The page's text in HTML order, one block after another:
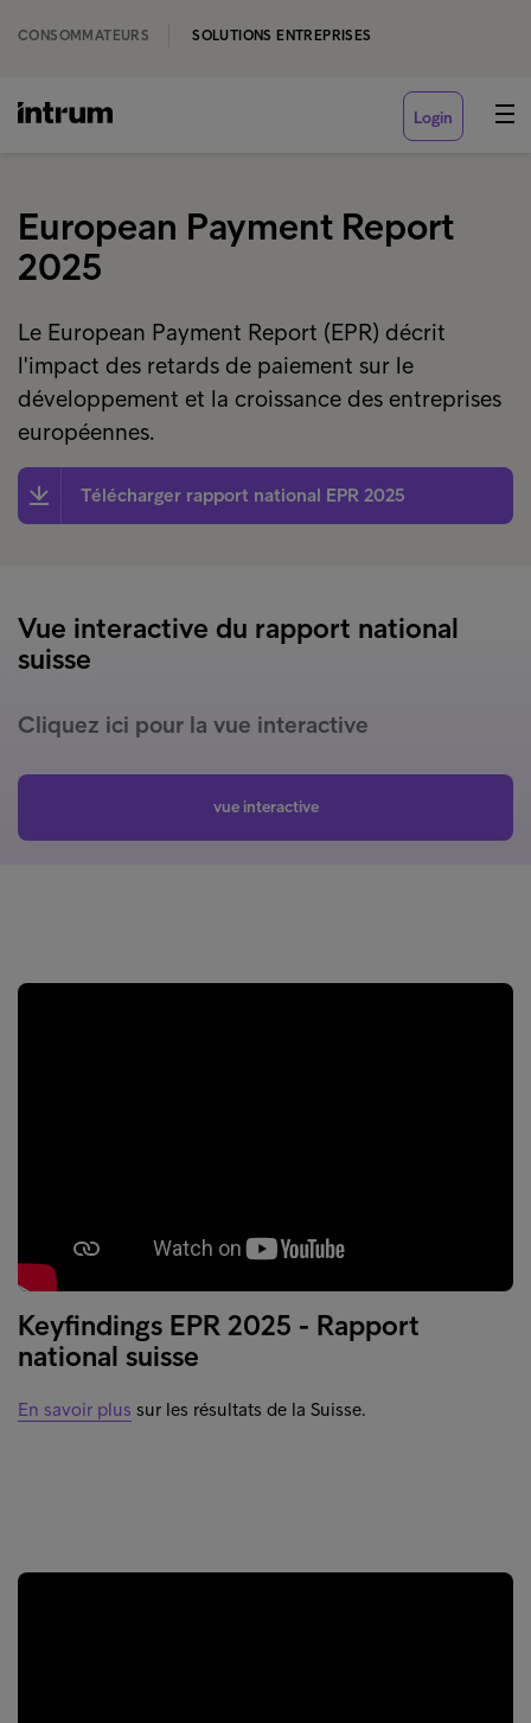
CONSOMMATEURS SOLUTIONS ENTREPRISES
Login
European Payment Report
2025
Le European Payment Report (EPR) décrit
l'impact des retards de paiement sur le
développement et la croissance des entreprises
européennes.
Télécharger rapport national EPR 2025
Vue interactive du rapport national
suisse
Cliquez ici pour la vue interactive
vue interactive
Keyfindings EPR 2025 - Rapport
national suisse
En savoir plus sur les résultats de la Suisse.